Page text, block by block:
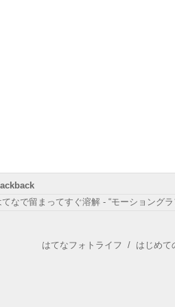
なで留まってすぐ溶解 - “モーショング
はてなフォトライフ / はじめて